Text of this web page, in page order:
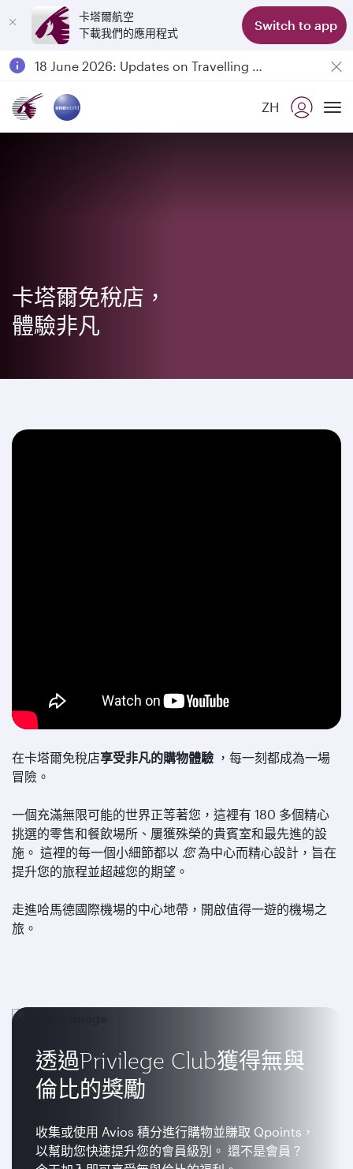
卡塔爾航空
下載我們的應用程式
Switch to app
Passengers flying between Doha and Auckland on QR914 and QR915
18 June 2026: Updates on Travelling with Power Banks
ZH
卡塔爾免稅店，
體驗非凡
在卡塔爾免稅店享受非凡的購物體驗 ，每一刻都成為一場
冒險。
一個充滿無限可能的世界正等著您，這裡有 180 多個精心
挑選的零售和餐飲場所、屢獲殊榮的貴賓室和最先進的設
施。 這裡的每一個小細節都以 您為中心而精心設計，旨在
提升您的旅程並超越您的期望。
走進哈馬德國際機場的中心地帶，開啟值得一遊的機場之
旅。
透過Privilege Club獲得無與
倫比的獎勵
收集或使用 Avios 積分進行購物並賺取 Qpoints，
以幫助您快速提升您的會員級別。 還不是會員？